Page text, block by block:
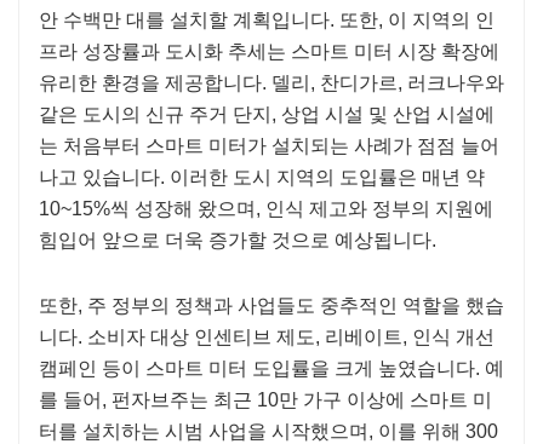
안 수백만 대를 설치할 계획입니다. 또한, 이 지역의 인
프라 성장률과 도시화 추세는 스마트 미터 시장 확장에
유리한 환경을 제공합니다. 델리, 찬디가르, 러크나우와
같은 도시의 신규 주거 단지, 상업 시설 및 산업 시설에
는 처음부터 스마트 미터가 설치되는 사례가 점점 늘어
나고 있습니다. 이러한 도시 지역의 도입률은 매년 약
10~15%씩 성장해 왔으며, 인식 제고와 정부의 지원에
힘입어 앞으로 더욱 증가할 것으로 예상됩니다.
또한, 주 정부의 정책과 사업들도 중추적인 역할을 했습
니다. 소비자 대상 인센티브 제도, 리베이트, 인식 개선
캠페인 등이 스마트 미터 도입률을 크게 높였습니다. 예
를 들어, 펀자브주는 최근 10만 가구 이상에 스마트 미
터를 설치하는 시범 사업을 시작했으며, 이를 위해 300